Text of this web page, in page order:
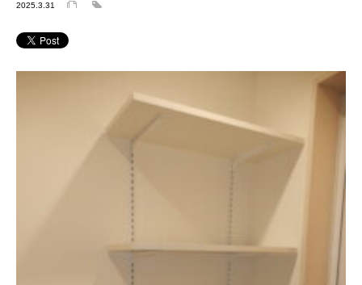
2025.3.31